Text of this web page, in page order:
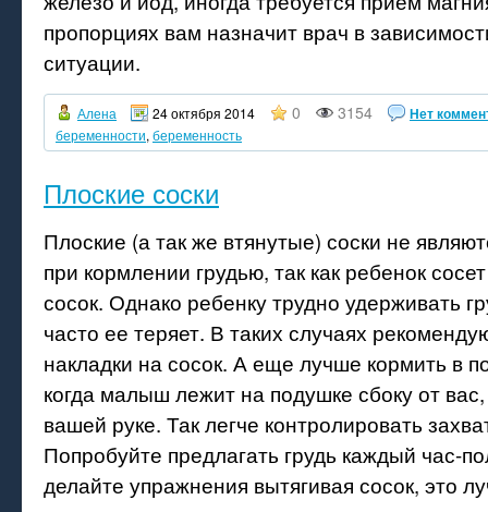
пропорциях вам назначит врач в
ситуации.
Алена 24 октября 2014 0 3154 Нет
беременности, беременность
Плоские соски
Плоские (а так же втянутые) соски не
при кормлении грудью, так как ребенок
сосок. Однако ребенку трудно удерживать
часто ее теряет. В таких случаях
накладки на сосок. А еще лучше кормить в
когда малыш лежит на подушке сбоку от вас,
вашей руке. Так легче контролировать
Попробуйте предлагать грудь каждый час-
делайте упражнения вытягивая сосок, это